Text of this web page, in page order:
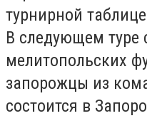
турнирной
В следующем туре
мелитопольских
запорожцы из
состоится в